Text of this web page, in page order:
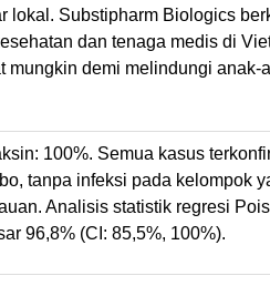
lokal. Substipharm Biologics
dan tenaga medis di
mungkin demi melindungi anak-
100%. Semua kasus
tanpa infeksi pada kelompok
Analisis statistik regresi
96,8% (CI: 85,5%, 100%).